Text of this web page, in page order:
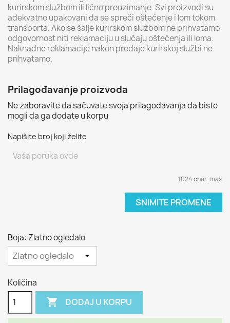
kurirskom službom ili lično preuzimanje. Svi proizvodi su
adekvatno upakovani da se spreči oštećenje i lom tokom
transporta. Ako se šalje kurirskom službom ne prihvatamo
odgovornost niti reklamaciju u slučaju oštećenja ili loma.
Naknadne reklamacije nakon predaje kurirskoj službi ne
prihvatamo.
Prilagođavanje proizvoda
Ne zaboravite da sačuvate svoja prilagođavanja da biste
mogli da ga dodate u korpu
Napišite broj koji želite
1024 char. max
SNIMITE PROMENE
Boja: Zlatno ogledalo
Količina
 DODAJ U KORPU